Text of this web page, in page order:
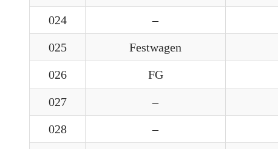
024 –
025 Festwagen
026 FG
027 –
028 –